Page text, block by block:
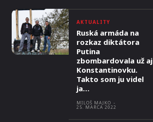
AKTUALITY
Ruská armáda na
rozkaz diktátora
Putina
zbombardovala už aj
Konstantinovku.
Takto som ju videl
ja…
MILOŠ MAJKO -
25. MARCA 2022